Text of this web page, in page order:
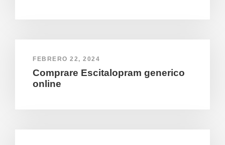
FEBRERO 22, 2024
Comprare Escitalopram generico
online